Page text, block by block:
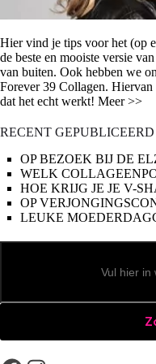
Hier vind je tips voor het (op
de beste en mooiste versie
van buiten. Ook hebben we
Forever 39 Collagen.
dat het echt werkt! Meer >>
RECENT GEPUBLICEERD
OP BEZOEK BIJ DE
WELK
HOE KRIJG JE JE V-
OP
LEUKE
Zoeken